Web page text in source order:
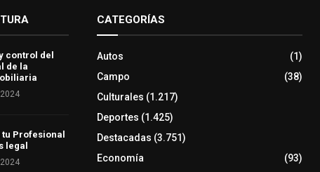
control del
de la
Profesional
legal
CATEGORÍAS
Autos
(1)
Campo
(38)
Culturales (1.217)
Deportes (1.425)
Destacadas (3.751)
Economía
(93)